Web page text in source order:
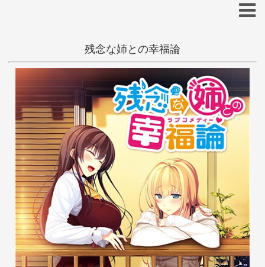
あ い う え お
か き く け こ
さ し す せ
た ち て
な に ね の
は ひ ふ へ ほ
ま み む め も
残念な姉との幸福論
抜きゲー
ちょびぺろ
綾瀬はづき